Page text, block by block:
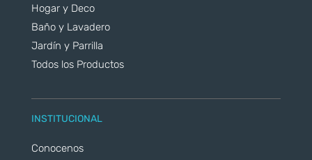
Hogar y Deco
Baño y Lavadero
Jardín y Parrilla
Todos los Productos
INSTITUCIONAL
Conocenos